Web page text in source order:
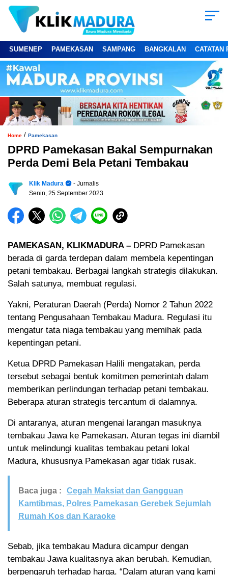
SUMENEP PAMEKASAN SAMPANG BANGKALAN CATATAN
Home / Pamekasan
DPRD Pamekasan Bakal Sempurnakan
Perda Demi Bela Petani Tembakau
Klik Madura
- Jurnalis
Senin, 25 September 2023
PAMEKASAN, KLIKMADURA – DPRD Pamekasan
berada di garda terdepan dalam membela kepentingan
petani tembakau. Berbagai langkah strategis dilakukan.
Salah satunya, membuat regulasi.
Yakni, Peraturan Daerah (Perda) Nomor 2 Tahun 2022
tentang Pengusahaan Tembakau Madura. Regulasi itu
mengatur tata niaga tembakau yang memihak pada
kepentingan petani.
Ketua DPRD Pamekasan Halili mengatakan, perda
tersebut sebagai bentuk komitmen pemerintah dalam
memberikan perlindungan terhadap petani tembakau.
Beberapa aturan strategis tercantum di dalamnya.
Di antaranya, aturan mengenai larangan masuknya
tembakau Jawa ke Pamekasan. Aturan tegas ini diambil
untuk melindungi kualitas tembakau petani lokal
Madura, khususnya Pamekasan agar tidak rusak.
Baca juga :
Cegah Maksiat dan Gangguan
Kamtibmas, Polres Pamekasan Gerebek Sejumlah
Rumah Kos dan Karaoke
Sebab, jika tembakau Madura dicampur dengan
tembakau Jawa kualitasnya akan berubah. Kemudian,
berpengaruh terhadap harga. “Dalam aturan yang kami